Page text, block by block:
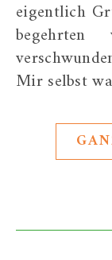
eigentlich
begehrten
Mir selbst